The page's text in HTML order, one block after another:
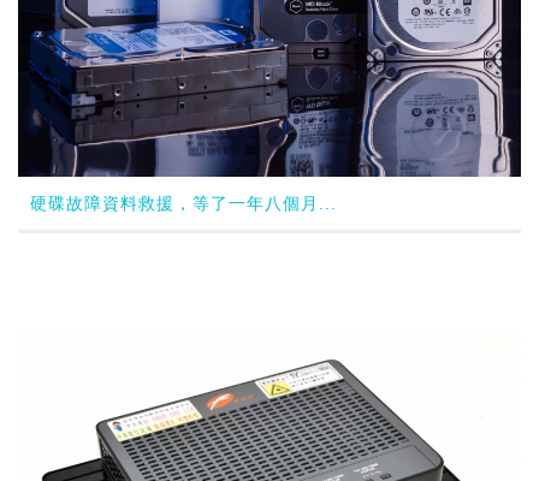
硬碟故障資料救援，等了一年八個月...